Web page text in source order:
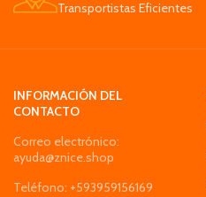
Transportistas Eficientes
INFORMACIÓN DEL
CONTACTO
Correo electrónico:
ayuda@znice.shop
Teléfono: +593959156169